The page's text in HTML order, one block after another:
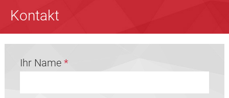
Kontakt
Ihr Name *